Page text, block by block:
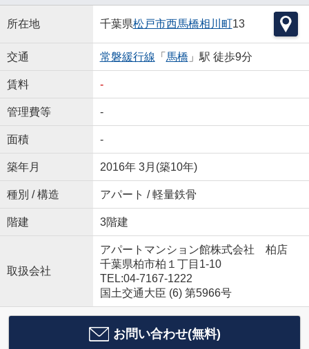
所在地 千葉県松戸市西馬橋相川町13
交通 常磐緩行線 「 馬橋 」駅 徒歩9分
賃料 -
管理費等 -
面積 -
築年月 2016年 3月(築10年)
種別 / 構造 アパート / 軽量鉄骨
階建 3階建
取扱会社
アパートマンション館株式会社 柏店
千葉県柏市柏１丁目1-10
TEL:04-7167-1222
国土交通大臣 (6) 第5966号
お問い合わせ(無料)